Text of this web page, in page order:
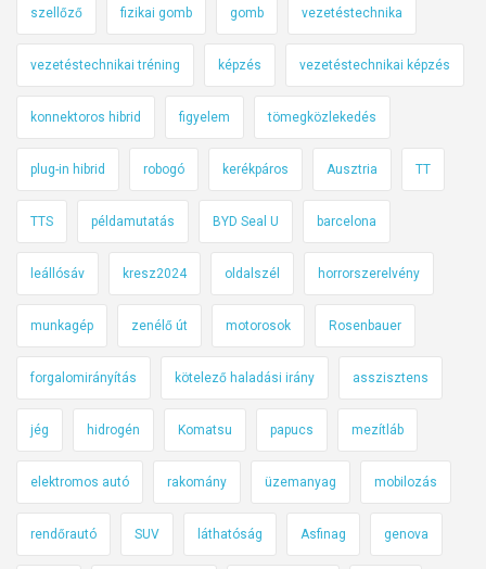
szellőző fizikai gomb gomb vezetéstechnika
vezetéstechnikai tréning képzés vezetéstechnikai képzés
konnektoros hibrid figyelem tömegközlekedés
plug-in hibrid robogó kerékpáros Ausztria TT
TTS példamutatás BYD Seal U barcelona
leállósáv kresz2024 oldalszél horrorszerelvény
munkagép zenélő út motorosok Rosenbauer
forgalomirányítás kötelező haladási irány asszisztens
jég hidrogén Komatsu papucs mezítláb
elektromos autó rakomány üzemanyag mobilozás
rendőrautó SUV láthatóság Asfinag genova